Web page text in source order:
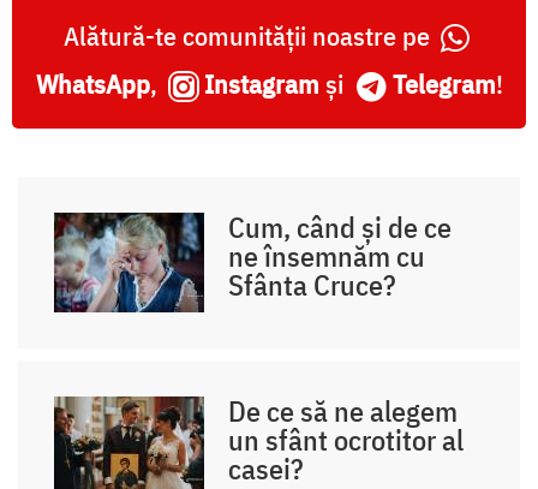
Alătură-te comunității noastre pe
WhatsApp, Instagram și Telegram!
Cum, când și de ce
ne însemnăm cu
Sfânta Cruce?
De ce să ne alegem
un sfânt ocrotitor al
casei?